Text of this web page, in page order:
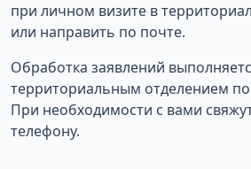
при личном визите в
или направить по почте.
Обработка заявлений
территориальным отделением
При необходимости с вами
телефону.